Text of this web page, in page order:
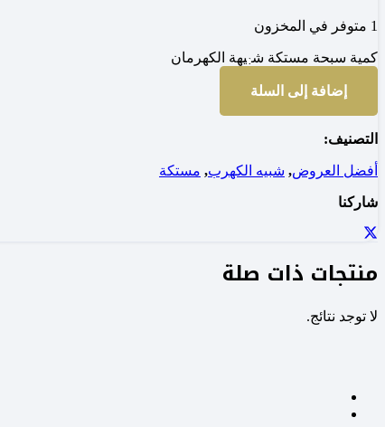
1 متوفر في المخزون
كمية سبحة مستكة شبيهة الكهرمان
إضافة إلى السلة
التصنيف:
أفضل العروض, شبيه الكهرب, مستكة
شاركنا
منتجات ذات صلة
لا توجد نتائج.